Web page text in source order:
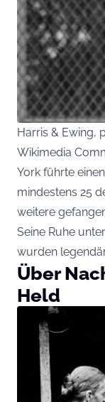
Harris & Ewing,
Wikimedia
York führte
mindestens 25
weitere
Seine Ruhe
wurden
Über
Held